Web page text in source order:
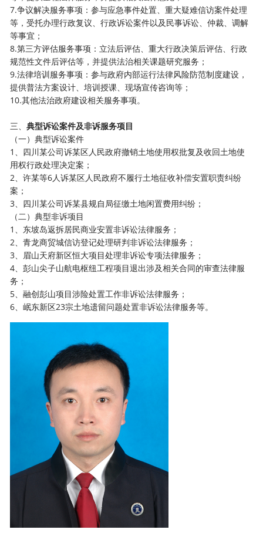
7.争议解决服务事项：参与应急事件处置、重大疑难信访案件处理
等，受托办理行政复议、行政诉讼案件以及民事诉讼、仲裁、调解
等事宜；
8.第三方评估服务事项：立法后评估、重大行政决策后评估、行政
规范性文件后评估等，并提供法治相关课题研究服务；
9.法律培训服务事项：参与政府内部运行法律风险防范制度建设，
提供普法方案设计、培训授课、现场宣传咨询等；
10.其他法治政府建设相关服务事项。
三、典型诉讼案件及非诉服务项目
（一）典型诉讼案件
1 、四川某公司诉某区人民政府撤销土地使用权批复及收回土地使
用权行政处理决定案；
2、许某等6人诉某区人民政府不履行土地征收补偿安置职责纠纷
案 ；
3、 四川某公司诉某县规自局征缴土地闲置费用纠纷 ；
（二）典型非诉项目
1 、东坡岛返拆居民商业安置非诉讼法律服务 ；
2、青龙商贸城信访登记处理研判非诉讼法律服务；
3、眉山天府新区恒大项目处理非诉讼专项法律服务；
4、彭山尖子山航电枢纽工程项目退出涉及相关合同的审查法律服
务；
5、融创彭山项目涉险处置工作非诉讼法律服务；
6、岷东新区23宗土地遗留问题处置非诉讼法律服务等。